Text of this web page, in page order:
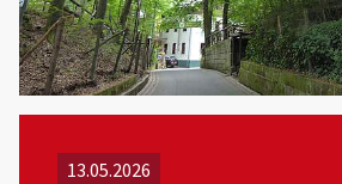
13.05.2026